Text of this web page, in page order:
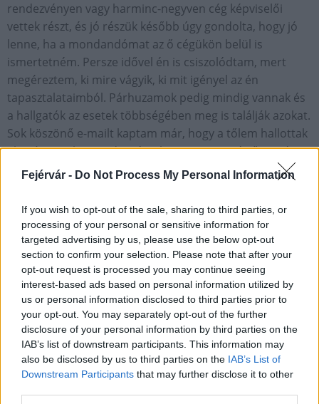
Fejérvár - Do Not Process My Personal Information
If you wish to opt-out of the sale, sharing to third parties, or
processing of your personal or sensitive information for
targeted advertising by us, please use the below opt-out
section to confirm your selection. Please note that after your
opt-out request is processed you may continue seeing
interest-based ads based on personal information utilized by
us or personal information disclosed to third parties prior to
your opt-out. You may separately opt-out of the further
disclosure of your personal information by third parties on the
IAB’s list of downstream participants. This information may
also be disclosed by us to third parties on the IAB’s List of
Downstream Participants that may further disclose it to other
rendezvényen vagy harminc-negyven cég képviselői
vettek részt, és jó részük később úgy gondolta, hogy jó
lenne, ha a mondandómat az ő cégükön belül is
ismertetném. Persze idővel én is csiszolódtam, mert
megéreztem, ki mire vágyik, ki mit igényel az én
tapasztalataimból. Párhuzamok pedig mindig vannak és
a hallgatók az esetek többségében meg is találják azokat.
Sok köszönő e-mailt kaptam már, hogy a tőlem hallottak
alapján meghozott döntés sikerre vezetett és őszintén
megmondom, ilyenkor nagyon örülök, tényleg büszke
– Mit gondolsz, meddig lesz energiád minderre?
– Réges-régen elhatároztam már, hogy addig fogom csak
csinálni, ameddig kikapcsol, amíg örömöt ad.
Szerencsére még ma is az a tapasztalatom, hogy az
előadásaim harmadik percétől elfeledkezem helyről és
időről, és egyszerűen élvezem, amit csinálok, végül is
tulajdonképpen arról beszélek, ami egyszerre az életem
és a szenvedélyem. Persze volt már rossz tapasztalatom